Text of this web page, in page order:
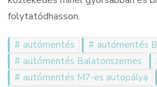
folytatódhasson.
autómentés
autómentés
autómentés Balatonszemes
autómentés M7-es autópálya